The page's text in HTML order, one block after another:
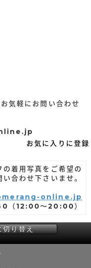
着用写真をご希望の
合わせ下さいませ。
online.jp
（12:00～20:00）
気軽にお問い合わせ
お気に入りに登録
切り替え